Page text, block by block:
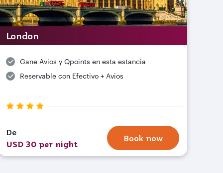
London
Gane Avios y Qpoints en esta estancia
Reservable con Efectivo + Avios
De
USD 30 per night
Book now